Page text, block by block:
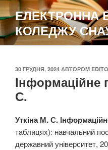
Перейти
до
вмісту
ЕЛЕКТРОННА
КОЛЕДЖУ
ОПУБЛІКОВАНО
30 ГРУДНЯ, 2024 АВТОРОМ
Інформаційне
С.
Уткіна М. С.
таблицях): навчальний
державний університет,